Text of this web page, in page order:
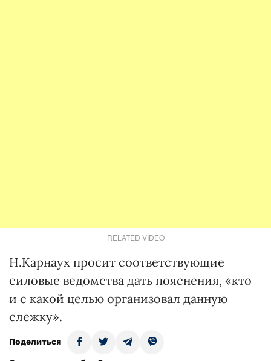
RELATED VIDEO
Н.Карнаух просит соответствующие
силовые ведомства дать пояснения, «кто
и с какой целью организовал данную
слежку».
Поделиться